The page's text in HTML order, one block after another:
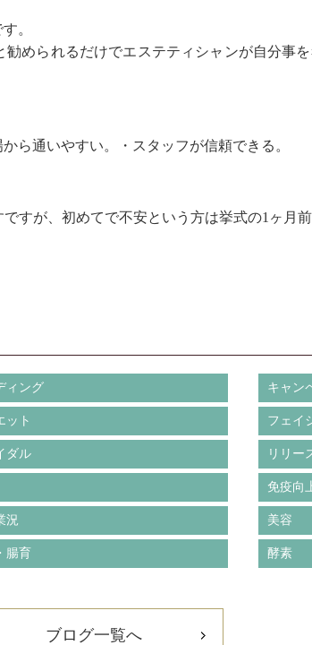
。
められるだけでエステティシャンが自分事
ら通いやすい。・スタッフが信頼できる。
すが、初めてで不安という方は挙式の1ヶ月
ィング キャン
ット フェイ
ダル リリー
免疫向
況 美容
腸育 酵素
ブログ一覧へ